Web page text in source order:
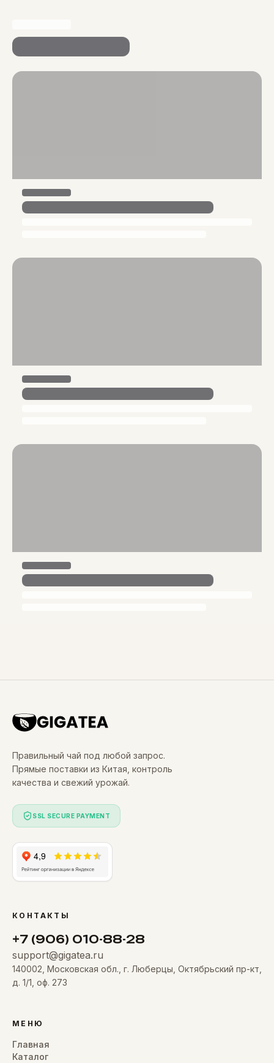
Правильный чай под любой запрос.
Прямые поставки из Китая, контроль
качества и свежий урожай.
SSL SECURE PAYMENT
КОНТАКТЫ
+7 (906) 010-88-28
support@gigatea.ru
140002, Московская обл., г. Люберцы, Октябрьский пр-кт,
д. 1/1, оф. 273
МЕНЮ
Главная
Каталог